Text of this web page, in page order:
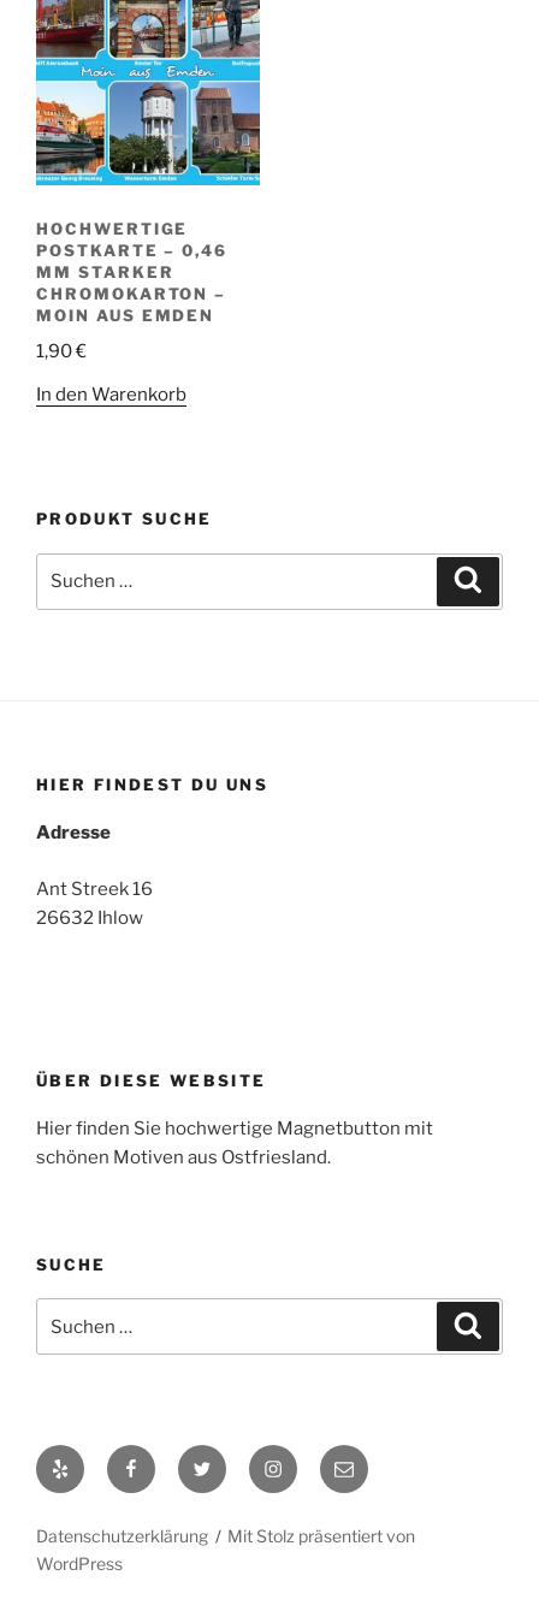
HOCHWERTIGE
POSTKARTE – 0,46
MM STARKER
CHROMOKARTON –
MOIN AUS EMDEN
1,90€
In den Warenkorb
PRODUKT SUCHE
nach:
HIER FINDEST DU UNS
Adresse
Ant Streek 16
26632 Ihlow
ÜBER DIESE WEBSITE
Hier finden Sie hochwertige Magnetbutton mit
schönen Motiven aus Ostfriesland.
SUCHE
nach:
Yelp FacebookTwitter Instagram
E-
Mail
Datenschutzerklärung
Mit Stolz präsentiert von
WordPress